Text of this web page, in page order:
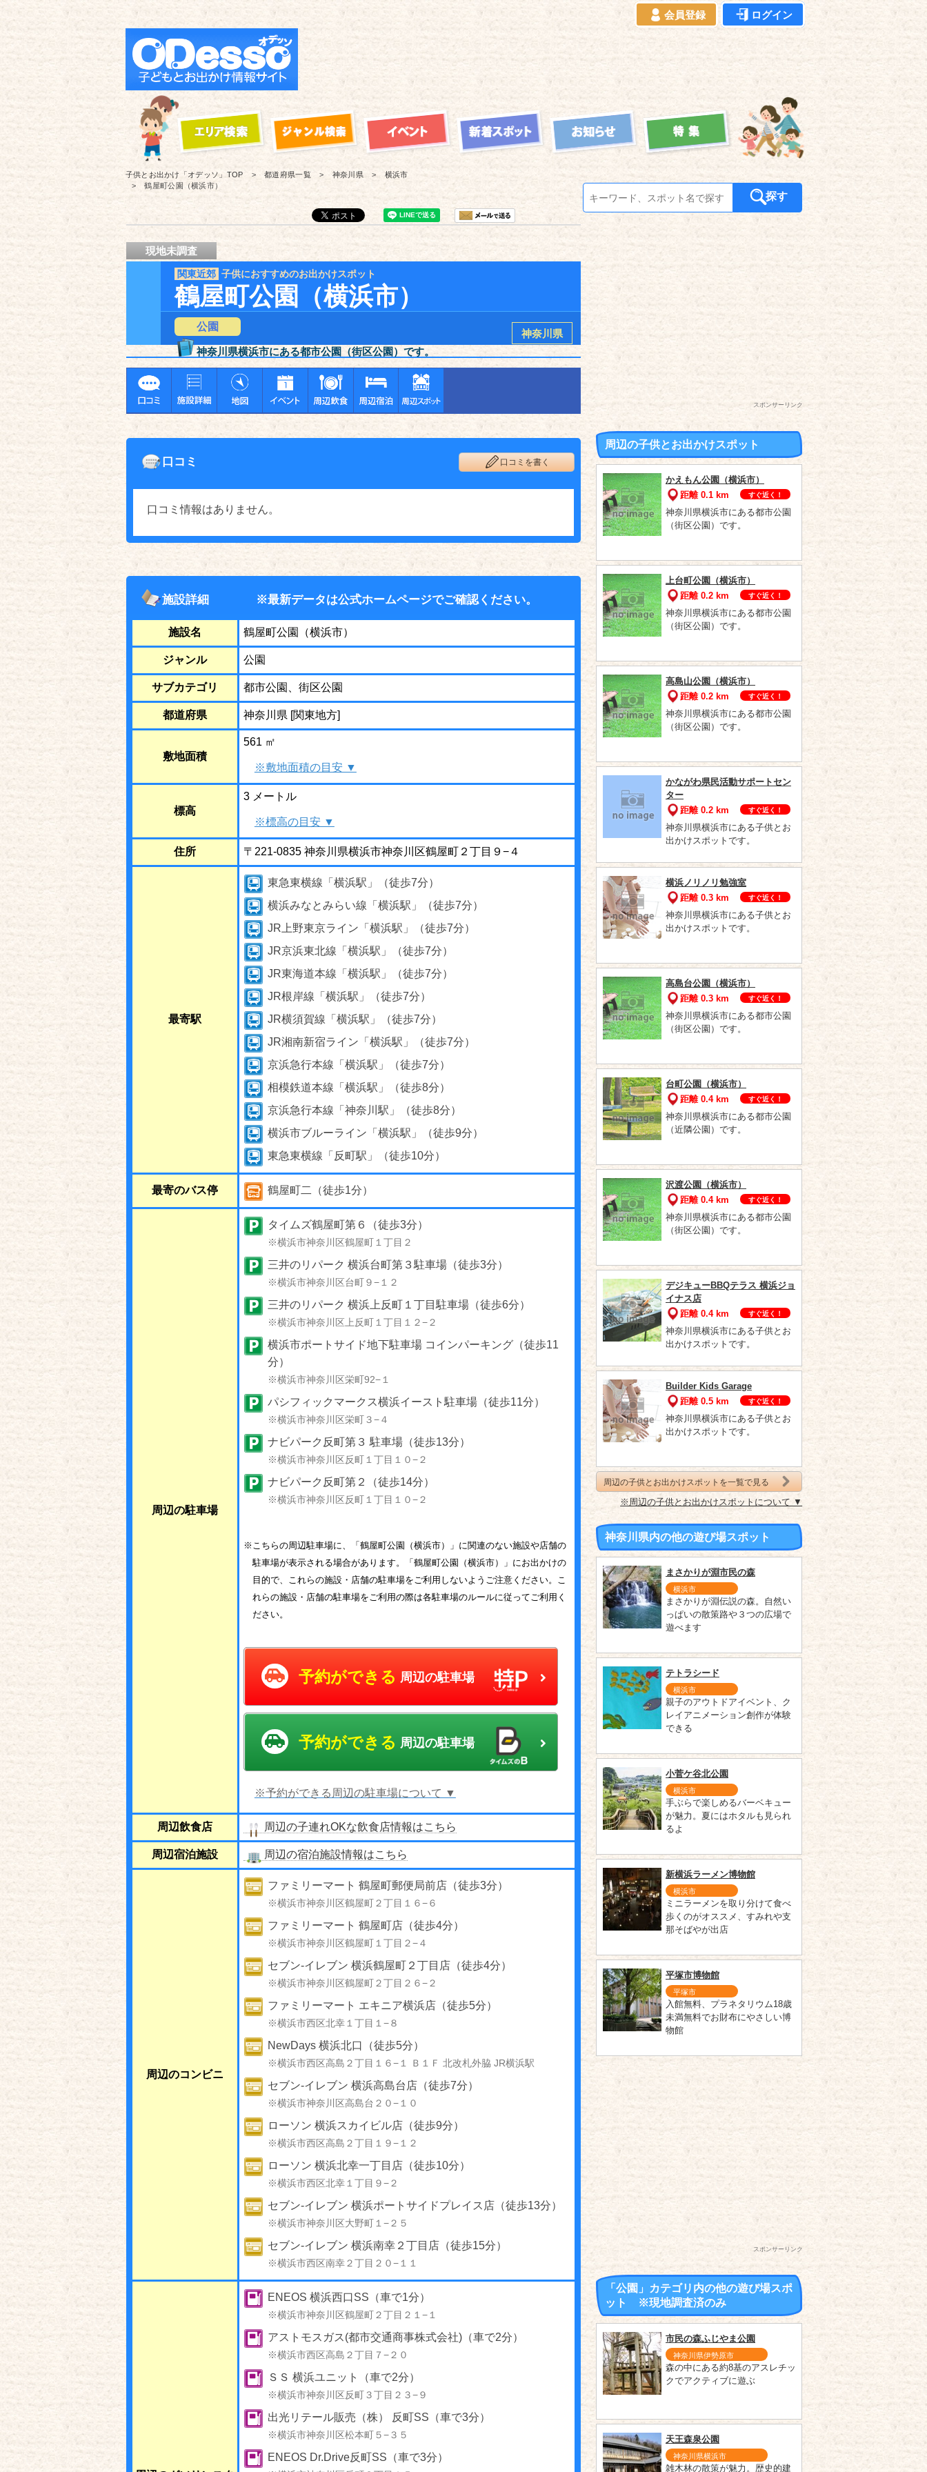
会員登録 ログイン
子供とお出かけ「オデッソ」 TOP 都道府県一覧 神奈川県
横浜市
鶴屋町公園（横浜市）
探す
現地未調査
関東近郊 子供におすすめのお出かけスポット
鶴屋町公園（横浜市）
公園
神奈川県
神奈川県横浜市にある都市公園（街区公園）です。
口コミ 口コミを書く
口コミ情報はありません。
施設詳細 ※最新データは公式ホームページでご確認ください。
施設名 鶴屋町公園（横浜市）
ジャンル 公園
サブカテゴリ 都市公園、街区公園
都道府県 神奈川県 [関東地方]
敷地面積
561 ㎡
※敷地面積の目安 ▼
標高
3 メートル
※標高の目安 ▼
住所 〒221-0835 神奈川県横浜市神奈川区鶴屋町２丁目９−４
最寄駅
東急東横線「横浜駅」（徒歩7分）
横浜みなとみらい線「横浜駅」（徒歩7分）
JR上野東京ライン「横浜駅」（徒歩7分）
JR京浜東北線「横浜駅」（徒歩7分）
JR東海道本線「横浜駅」（徒歩7分）
JR根岸線「横浜駅」（徒歩7分）
JR横須賀線「横浜駅」（徒歩7分）
JR湘南新宿ライン「横浜駅」（徒歩7分）
京浜急行本線「横浜駅」（徒歩7分）
相模鉄道本線「横浜駅」（徒歩8分）
京浜急行本線「神奈川駅」（徒歩8分）
横浜市ブルーライン「横浜駅」（徒歩9分）
東急東横線「反町駅」（徒歩10分）
最寄のバス停 鶴屋町二（徒歩1分）
周辺の駐車場
タイムズ鶴屋町第６（徒歩3分）
※横浜市神奈川区鶴屋町１丁目２
三井のリパーク 横浜台町第３駐車場（徒歩3分）
※横浜市神奈川区台町９−１２
三井のリパーク 横浜上反町１丁目駐車場（徒歩6分）
※横浜市神奈川区上反町１丁目１２−２
横浜市ポートサイド地下駐車場 コインパーキング（徒歩11
分）
※横浜市神奈川区栄町92−１
パシフィックマークス横浜イースト駐車場（徒歩11分）
※横浜市神奈川区栄町３−４
ナビパーク反町第３ 駐車場（徒歩13分）
※横浜市神奈川区反町１丁目１０−２
ナビパーク反町第２（徒歩14分）
※横浜市神奈川区反町１丁目１０−２
※こちらの周辺駐車場に、「鶴屋町公園（横浜市）」に関連のない施設や店舗の
駐車場が表示される場合があります。「鶴屋町公園（横浜市）」にお出かけの
目的で、これらの施設・店舗の駐車場をご利用しないようご注意ください。こ
れらの施設・店舗の駐車場をご利用の際は各駐車場のルールに従ってご利用く
ださい。
予約ができる 周辺の駐車場
予約ができる 周辺の駐車場
※予約ができる周辺の駐車場について ▼
周辺飲食店 周辺の子連れOKな飲食店情報はこちら
周辺宿泊施設 周辺の宿泊施設情報はこちら
周辺のコンビニ
ファミリーマート 鶴屋町郵便局前店（徒歩3分）
※横浜市神奈川区鶴屋町２丁目１６−６
ファミリーマート 鶴屋町店（徒歩4分）
※横浜市神奈川区鶴屋町１丁目２−４
セブン-イレブン 横浜鶴屋町２丁目店（徒歩4分）
※横浜市神奈川区鶴屋町２丁目２６−２
ファミリーマート エキニア横浜店（徒歩5分）
※横浜市西区北幸１丁目１−８
NewDays 横浜北口（徒歩5分）
※横浜市西区高島２丁目１６−１ Ｂ１Ｆ 北改札外脇 JR横浜駅
セブン-イレブン 横浜高島台店（徒歩7分）
※横浜市神奈川区高島台２０−１０
ローソン 横浜スカイビル店（徒歩9分）
※横浜市西区高島２丁目１９−１２
ローソン 横浜北幸一丁目店（徒歩10分）
※横浜市西区北幸１丁目９−２
セブン-イレブン 横浜ポートサイドプレイス店（徒歩13分）
※横浜市神奈川区大野町１−２５
セブン-イレブン 横浜南幸２丁目店（徒歩15分）
※横浜市西区南幸２丁目２０−１１
ENEOS 横浜西口SS（車で1分）
※横浜市神奈川区鶴屋町２丁目２１−１
アストモスガス(都市交通商事株式会社)（車で2分）
※横浜市西区高島２丁目７−２０
ＳＳ 横浜ユニット（車で2分）
※横浜市神奈川区反町３丁目２３−９
出光リテール販売（株） 反町SS（車で3分）
※横浜市神奈川区松本町５−３５
ENEOS Dr.Drive反町SS（車で3分）
スポンサーリンク
周辺の子供とお出かけスポット
かえもん公園（横浜市）
距離 0.1 km
すぐ近く！
神奈川県横浜市にある都市公園
（街区公園）です。
上台町公園（横浜市）
距離 0.2 km
すぐ近く！
神奈川県横浜市にある都市公園
（街区公園）です。
高島山公園（横浜市）
距離 0.2 km
すぐ近く！
神奈川県横浜市にある都市公園
（街区公園）です。
かながわ県民活動サポートセン
ター
距離 0.2 km
すぐ近く！
神奈川県横浜市にある子供とお
出かけスポットです。
横浜ノリノリ勉強室
距離 0.3 km
すぐ近く！
神奈川県横浜市にある子供とお
出かけスポットです。
高島台公園（横浜市）
距離 0.3 km
すぐ近く！
神奈川県横浜市にある都市公園
（街区公園）です。
台町公園（横浜市）
距離 0.4 km
すぐ近く！
神奈川県横浜市にある都市公園
（近隣公園）です。
沢渡公園（横浜市）
距離 0.4 km
すぐ近く！
神奈川県横浜市にある都市公園
（街区公園）です。
デジキューBBQテラス 横浜ジョ
イナス店
距離 0.4 km
すぐ近く！
神奈川県横浜市にある子供とお
出かけスポットです。
Builder Kids Garage
距離 0.5 km
すぐ近く！
神奈川県横浜市にある子供とお
出かけスポットです。
周辺の子供とお出かけスポットを一覧で見る
※周辺の子供とお出かけスポットについて ▼
神奈川県内の他の遊び場スポット
まさかりが淵市民の森
横浜市
まさかりが淵伝説の森。自然い
っぱいの散策路や３つの広場で
遊べます
テトラシード
横浜市
親子のアウトドアイベント、ク
レイアニメーション創作が体験
できる
小菅ケ谷北公園
横浜市
手ぶらで楽しめるバーベキュー
が魅力。夏にはホタルも見られ
るよ
新横浜ラーメン博物館
横浜市
ミニラーメンを取り分けて食べ
歩くのがオススメ、すみれや支
那そばやが出店
平塚市博物館
平塚市
入館無料、プラネタリウム18歳
未満無料でお財布にやさしい博
物館
スポンサーリンク
「公園」カテゴリ内の他の遊び場スポ
ット ※現地調査済のみ
市民の森ふじやま公園
神奈川県伊勢原市
森の中にある約8基のアスレチッ
クでアクティブに遊ぶ
天王森泉公園
神奈川県横浜市
雑木林の散策が魅力。歴史的建